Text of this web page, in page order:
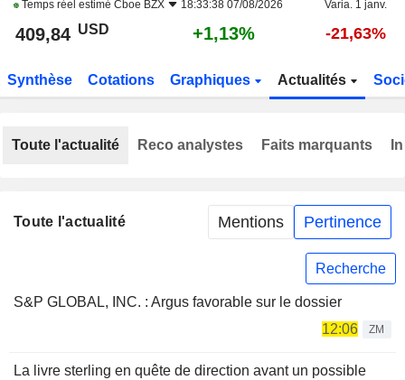
Temps réel estimé Cboe BZX 18:33:38 07/08/2026 Varia. 1 janv.
409,84 USD +1,13% -21,63%
Synthèse Cotations Graphiques Actualités
Toute l'actualité Mentions Pertinence
Recherche
S&P GLOBAL, INC. : Argus favorable sur le dossier
12:06
ZM
La livre sterling en quête de direction avant un possible
Toute l'actualité Reco analystes Faits marquants